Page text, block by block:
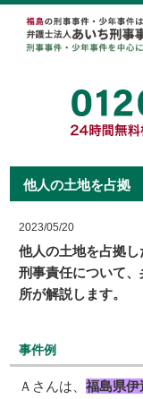
他人の土地を占拠
2023/05/20
他人の土地を占拠
刑事責任について
所が解説します。
事件例
Ａさんは、福島県伊